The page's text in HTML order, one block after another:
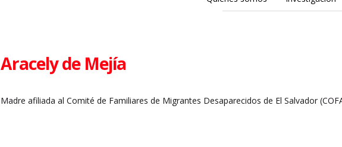
Aracely de Mejía
Madre afiliada al Comité de Familiares de Migrantes Desaparecidos de El Salvador